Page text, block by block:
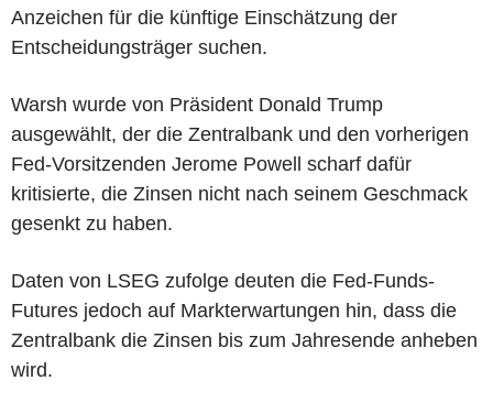
Anzeichen für die künftige Einschätzung der
Entscheidungsträger suchen.
Warsh wurde von Präsident Donald Trump
ausgewählt, der die Zentralbank und den vorherigen
Fed-Vorsitzenden Jerome Powell scharf dafür
kritisierte, die Zinsen nicht nach seinem Geschmack
gesenkt zu haben.
Daten von LSEG zufolge deuten die Fed-Funds-
Futures jedoch auf Markterwartungen hin, dass die
Zentralbank die Zinsen bis zum Jahresende anheben
wird.